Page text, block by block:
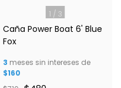
1 / 3
Caña Power Boat 6' Blue
Fox
3 meses sin intereses de
$160